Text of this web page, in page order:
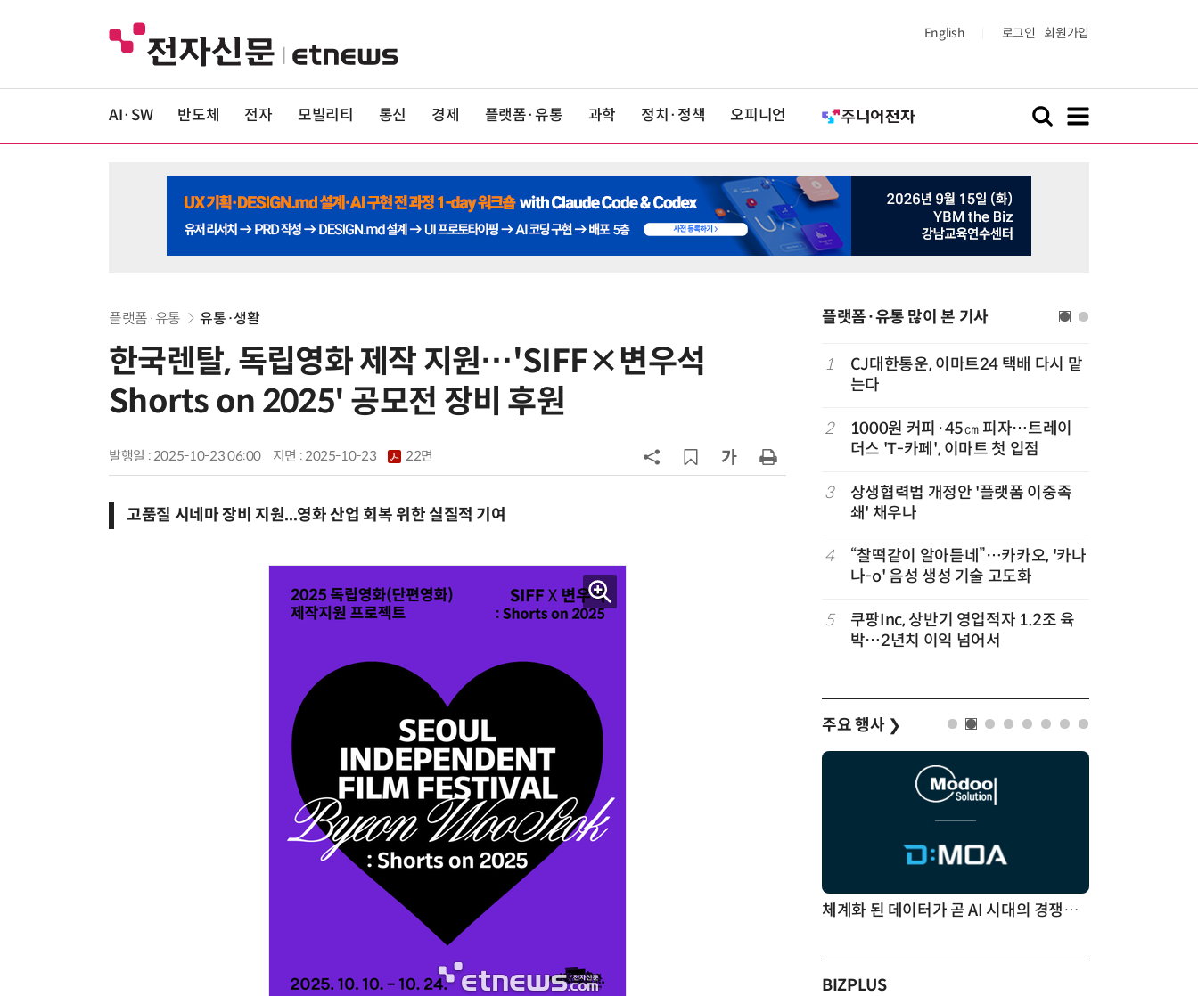
English 로그인 회원가입
AI·SW 반도체 전자 모빌리티 통신 경제 플랫폼·유통 과학 정치·정책 오피니언
플랫폼·유통 유통·생활
한국렌탈, 독립영화 제작 지원…'SIFF×변우석
Shorts on 2025' 공모전 장비 후원
발행일 : 2025-10-23 06:00 지면 :2025-10-23 22면
고품질 시네마 장비 지원...영화 산업 회복 위한 실질적 기여
플랫폼·유통 많이 본 기사
6
카카오, 역대 최대 분기 실적…카톡
크'…“내년 중순께 유출 사고 전 수준
기준 놓고 '평행선'
10 네이버, 2분기 매출 3조3888억원…
1
CJ대한통운, 이마트24 택배 다시 맡
는다
2
1000원 커피·45㎝ 피자…트레이
더스 'T-카페', 이마트 첫 입점
3
상생협력법 개정안 '플랫폼 이중족
쇄' 채우나
4
“찰떡같이 알아듣네”…카카오, '카나
나-o' 음성 생성 기술 고도화
5
쿠팡Inc, 상반기 영업적자 1.2조 육
박…2년치 이익 넘어서
주요 행사 ❯
AI Native Enterprise를 지원하는 AI Ready Data 플랫폼 활용 전략 체계화 된 데이터가 곧 AI 시대의 경쟁력이다
BIZPLUS